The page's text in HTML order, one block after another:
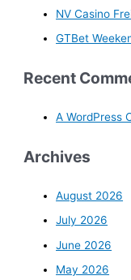
NV Casino
GTBet
Recent
A WordPress
Archives
August 2026
July 2026
June 2026
May 2026